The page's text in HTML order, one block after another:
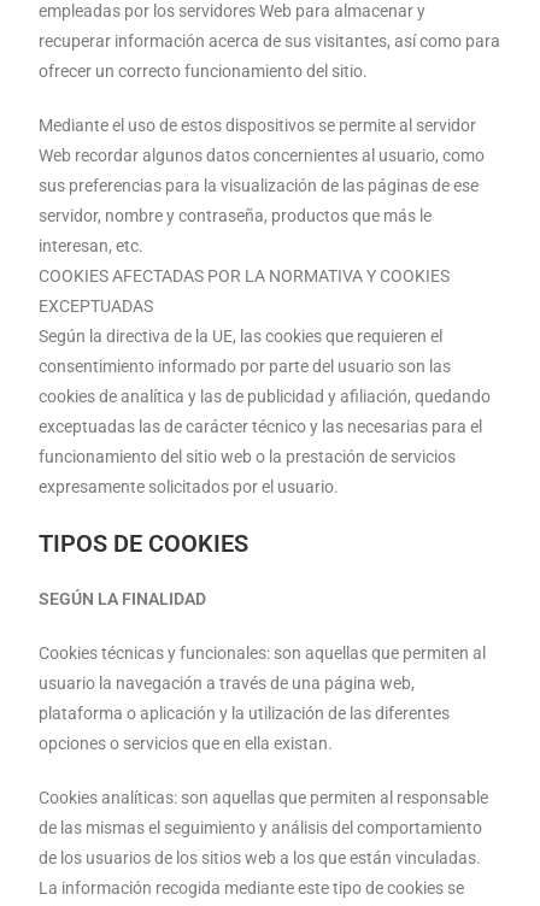
empleadas por los servidores Web para almacenar y
recuperar información acerca de sus visitantes, así como para
ofrecer un correcto funcionamiento del sitio.
Mediante el uso de estos dispositivos se permite al servidor
Web recordar algunos datos concernientes al usuario, como
sus preferencias para la visualización de las páginas de ese
servidor, nombre y contraseña, productos que más le
interesan, etc.
COOKIES AFECTADAS POR LA NORMATIVA Y COOKIES
EXCEPTUADAS
Según la directiva de la UE, las cookies que requieren el
consentimiento informado por parte del usuario son las
cookies de analítica y las de publicidad y afiliación, quedando
exceptuadas las de carácter técnico y las necesarias para el
funcionamiento del sitio web o la prestación de servicios
expresamente solicitados por el usuario.
TIPOS DE COOKIES
SEGÚN LA FINALIDAD
Cookies técnicas y funcionales: son aquellas que permiten al
usuario la navegación a través de una página web,
plataforma o aplicación y la utilización de las diferentes
opciones o servicios que en ella existan.
Cookies analíticas: son aquellas que permiten al responsable
de las mismas el seguimiento y análisis del comportamiento
de los usuarios de los sitios web a los que están vinculadas.
La información recogida mediante este tipo de cookies se